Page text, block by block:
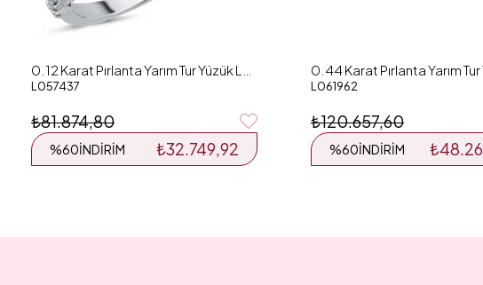
L057437
₺32.749,92
%60İNDIRIM
₺81.874,80
L061962
%60İNDIRIM
₺120.657,60